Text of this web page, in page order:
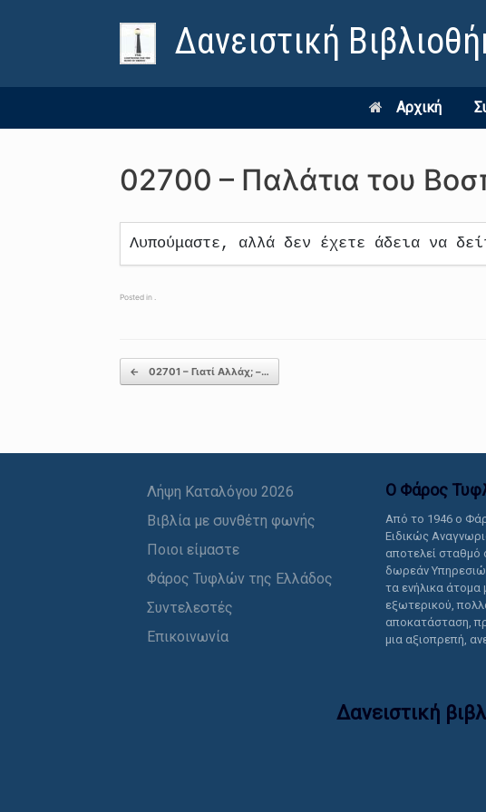
Δανειστική
Αρχική
02700 – Παλάτια του
Λυπούμαστε, αλλά δεν έχετε άδεια να
Posted in .
Post navigation
← 02701 – Γιατί Αλλάχ; –…
Λήψη Καταλόγου 2026
Βιβλία με συνθέτη φωνής
Ποιοι είμαστε
Φάρος Τυφλών της Ελλάδος
Συντελεστές
Επικοινωνία
Ο Φάρος
Από το 1946 ο
Ειδικώς
αποτελεί
δωρεάν
τα ενήλικα
εξωτερικού,
αποκατάσταση,
μια αξιοπρεπή,
Δανειστική